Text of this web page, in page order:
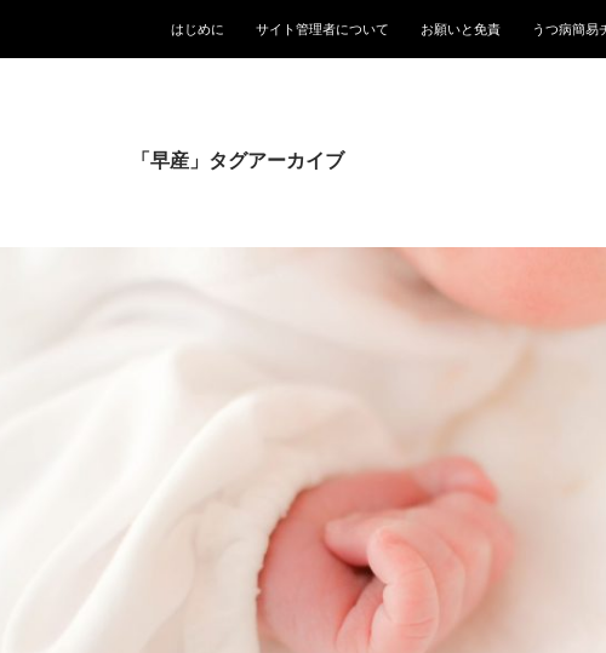
はじめに サイト管理者について お願いと免責 うつ病簡易
「早産」タグアーカイブ